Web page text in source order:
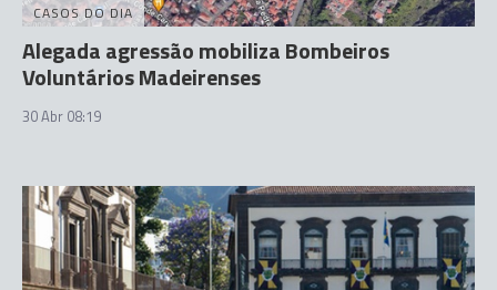
CASOS DO DIA
Alegada agressão mobiliza Bombeiros
Voluntários Madeirenses
30 Abr 08:19